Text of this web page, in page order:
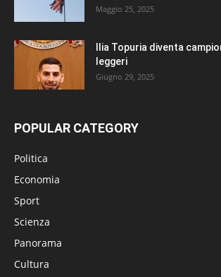
Maggio 25, 2025
Ilia Topuria diventa
leggeri
Giugno 29, 2025
POPULAR CATEGORY
Politica
Economia
Sport
Scienza
Panorama
Cultura